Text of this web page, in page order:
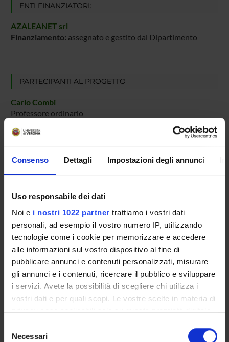
Consenso Dettagli Impostazioni degli annunci
Uso responsabile dei dati
Noi e i nostri 1022 partner trattiamo i vostri dati
personali, ad esempio il vostro numero IP, utilizzando
tecnologie come i cookie per memorizzare e accedere
alle informazioni sul vostro dispositivo al fine di
pubblicare annunci e contenuti personalizzati, misurare
gli annunci e i contenuti, ricercare il pubblico e sviluppare
i servizi. Avete la possibilità di scegliere chi utilizza i
vostri dati e per quali scopi. Le vostre scelte in materia di
privacy sono applicabili solo su questa proprietà digitale
modificare o revocare il proprio consenso in qualsiasi
delNecessari
ENTI FINANZIATORI:
AZALEANET srl
Finanziamento: assegnato e gestito dal Dipartimento
PARTECIPANTI AL PROGETTO
Carlo Combi
Professore ordinario
Sistemi informativi ed analisi dei dati
ATTIVITÀ
AREE DI RICERCA
GRUPPI DI RICERCA
STRUTTURE